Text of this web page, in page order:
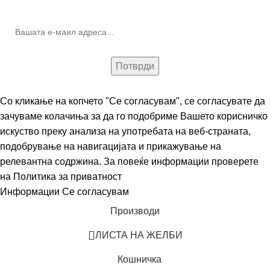
Со кликање на копчето "Се согласувам", се согласувате да
зачуваме колачиња за да го подобриме Вашето корисничко
искуство преку анализа на употребата на веб-страната,
подобрување на навигацијата и прикажување на
релевантна содржина. За повеќе информации проверете
на Политика за приватност
Информации Се согласувам
Производи
ЛИСТА НА ЖЕЛБИ
Кошничка